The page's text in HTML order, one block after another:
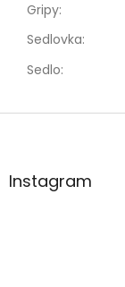
Gripy:
Sedlovka:
Sedlo:
Z
aInstagram